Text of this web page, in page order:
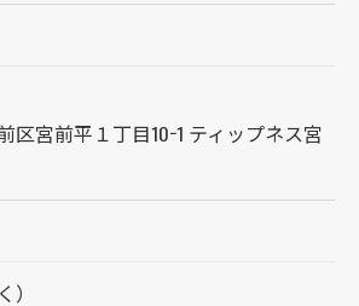
区宮前平１丁目10−1 ティップネス宮